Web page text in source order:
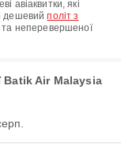
авіаквитки, які
дешевийполіт з
неперевершеної
Batik Air Malaysia